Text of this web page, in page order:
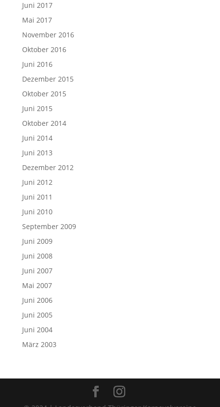
Juni 2015
Oktober 2014
Juni 2014
Juni 2013
Dezember 2012
Juni 2012
Juni 2011
Juni 2010
September 2009
Juni 2009
Juni 2008
Juni 2007
Mai 2007
Juni 2006
Juni 2005
Juni 2004
März 2003
© 2024 | Landesverband Thüringer Karnevalvereine